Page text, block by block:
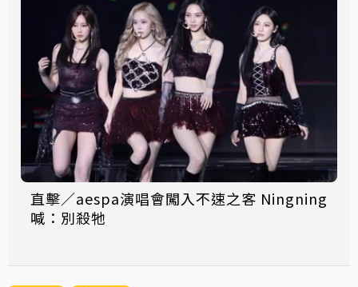
直擊／aespa演唱會闖入不速之客 Ningning
喊：別殺牠